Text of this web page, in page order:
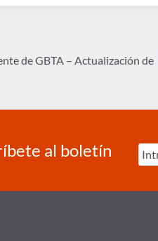
de GBTA – Actualización de
al boletín